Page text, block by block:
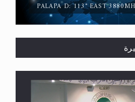
السنة ومهيمنٌ عليها.. ليس
PALAPA D: 113° EAST